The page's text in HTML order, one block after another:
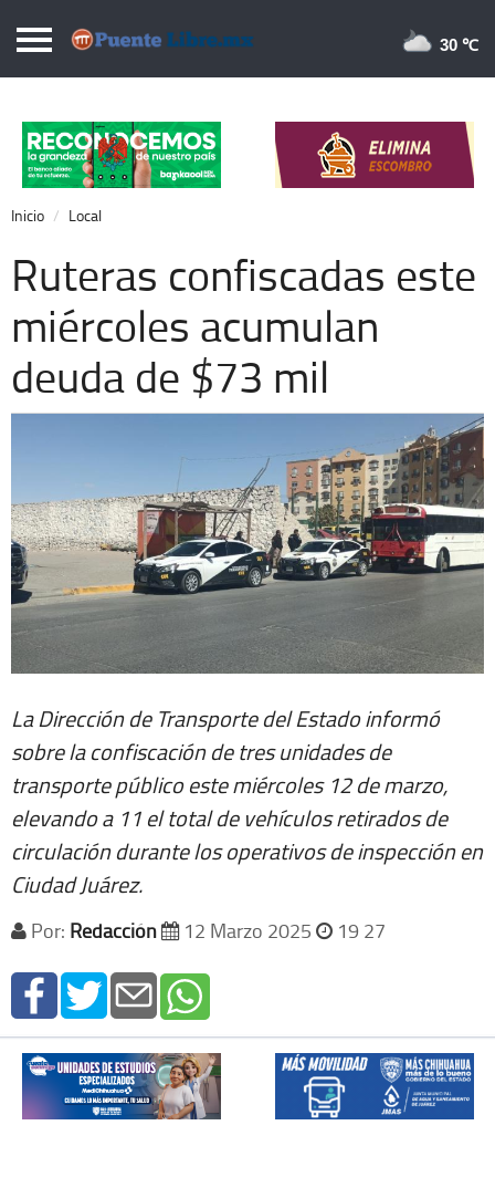
Puentelibre.mx
Local
Nacional
Opinión
Cronos
Economía
Espectáculos
30 ℃
Inicio Local
Ruteras confiscadas este
miércoles acumulan
deuda de $73 mil
La Dirección de Transporte del Estado informó
sobre la confiscación de tres unidades de
transporte público este miércoles 12 de marzo,
elevando a 11 el total de vehículos retirados de
circulación durante los operativos de inspección en
Ciudad Juárez.
Por: Redacción 12 Marzo 2025 19 27